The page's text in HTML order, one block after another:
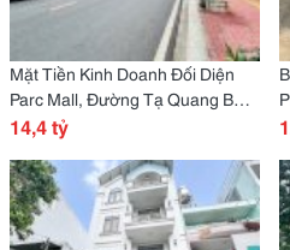
Mặt Tiền Kinh Doanh Đối Diện
Parc Mall, Đường Tạ Quang Bửu,
4 Tầng -
14,4 tỷ